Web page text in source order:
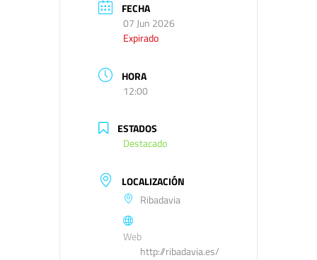
FECHA
07 Jun 2026
Expirado
HORA
12:00
ESTADOS
Destacado
LOCALIZACIÓN
Ribadavia
Web
http://ribadavia.es/